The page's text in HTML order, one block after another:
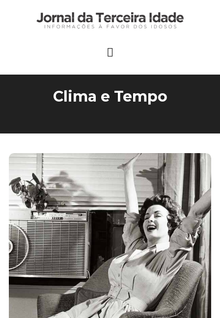
Clima e Tempo